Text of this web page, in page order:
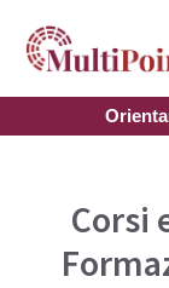
contenuto
Corsi